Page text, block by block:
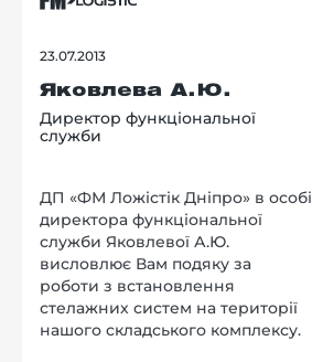
23.07.2013
Яковлева А.Ю.
Директор функціональної
служби
ДП «ФМ Ложістік Дніпро» в особі
директора функціональної
служби Яковлевої А.Ю.
висловлює Вам подяку за
роботи з встановлення
стелажних систем на території
нашого складського комплексу.